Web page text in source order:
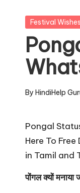
H
el
p
G
r
u.
c
Sweet
Jankari
Hindi
me
Posted
Festival
Posted
By HindiHelp
Pongal
Here To
in Tamil and
पोंगल क्यों मनाया